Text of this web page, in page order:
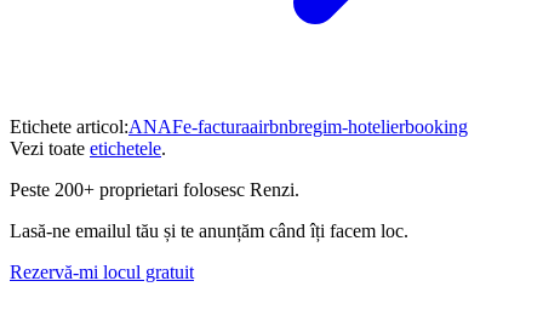
Etichete articol:ANAFe-facturaairbnbregim-hotelierbooking
Vezi toate etichetele.
Peste 200+ proprietari folosesc Renzi.
Lasă-ne emailul tău și te anunțăm când îți facem loc.
Rezervă-mi locul gratuit